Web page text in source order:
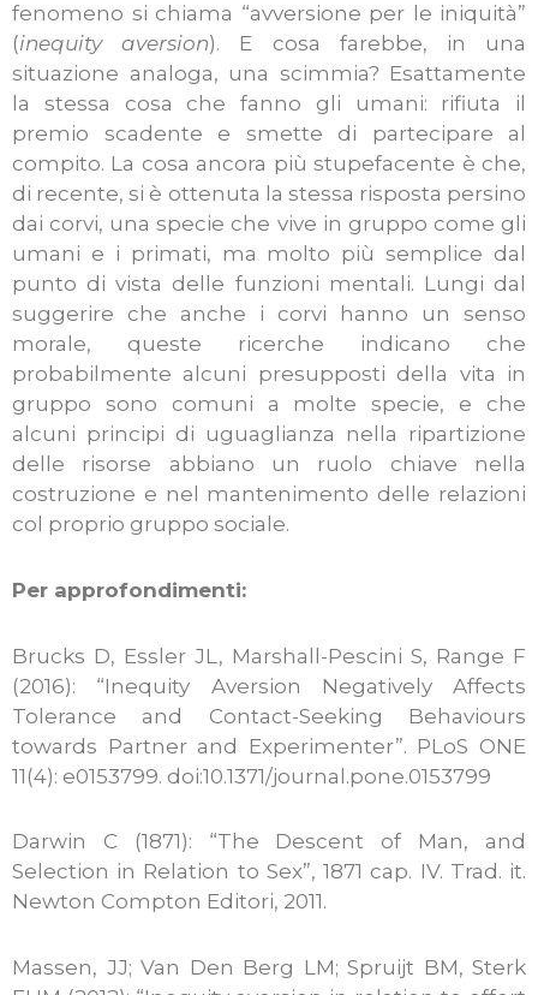
fenomeno si chiama “avversione per le iniquità”
(inequity aversion). E cosa farebbe, in una
situazione analoga, una scimmia? Esattamente
la stessa cosa che fanno gli umani: rifiuta il
premio scadente e smette di partecipare al
compito. La cosa ancora più stupefacente è che,
di recente, si è ottenuta la stessa risposta persino
dai corvi, una specie che vive in gruppo come gli
umani e i primati, ma molto più semplice dal
punto di vista delle funzioni mentali. Lungi dal
suggerire che anche i corvi hanno un senso
morale, queste ricerche indicano che
probabilmente alcuni presupposti della vita in
gruppo sono comuni a molte specie, e che
alcuni principi di uguaglianza nella ripartizione
delle risorse abbiano un ruolo chiave nella
costruzione e nel mantenimento delle relazioni
col proprio gruppo sociale.
Per approfondimenti:
Brucks D, Essler JL, Marshall-Pescini S, Range F
(2016): “Inequity Aversion Negatively Affects
Tolerance and Contact-Seeking Behaviours
towards Partner and Experimenter”. PLoS ONE
11(4): e0153799. doi:10.1371/journal.pone.0153799
Darwin C (1871): “The Descent of Man, and
Selection in Relation to Sex”, 1871 cap. IV. Trad. it.
Newton Compton Editori, 2011.
Massen, JJ; Van Den Berg LM; Spruijt BM, Sterk